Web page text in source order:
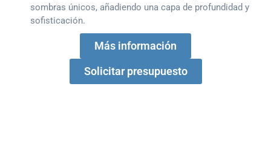
sombras únicos, añadiendo una capa de profundidad y
sofisticación.
Más información
Solicitar presupuesto